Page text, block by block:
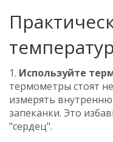
1. Используйте
термометры стоят
измерять
запеканки. Это
"сердец".